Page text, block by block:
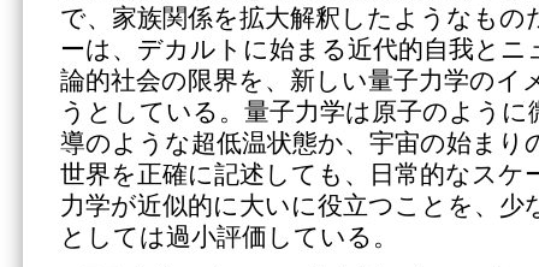
で、家族関係を拡大解釈したようなもの
ーは、デカルトに始まる近代的自我とニ
論的社会の限界を、新しい量子力学のイ
うとしている。量子力学は原子のように
導のような超低温状態か、宇宙の始まり
世界を正確に記述しても、日常的なスケ
力学が近似的に大いに役立つことを、少
としては過小評価している。